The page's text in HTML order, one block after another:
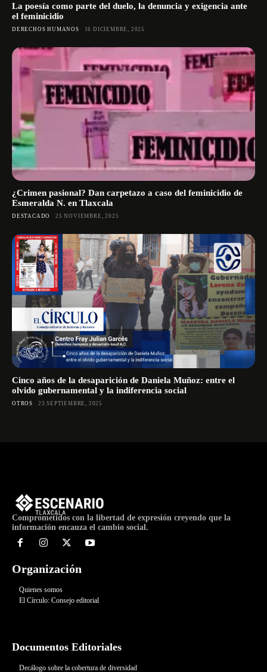
La poesía como parte del duelo, la denuncia y exigencia ante
el feminicidio
DERECHOS HUMANOS 16 DICIEMBRE, 2025
¿Crimen pasional? Dan carpetazo a caso del feminicidio de
Esmeralda N. en Tlaxcala
DESTACADO 25 NOVIEMBRE, 2025
Cinco años de la desaparición de Daniela Muñoz: entre el
olvido gubernamental y la indiferencia social
OTROS 23 SEPTIEMBRE, 2025
Comprometidos con la libertad de expresión creyendo que la
información encauza el cambio social.
Organización
Quienes somos
El Círculo: Consejo editorial
Documentos Editoriales
Decálogo sobre la cobertura de diversidad